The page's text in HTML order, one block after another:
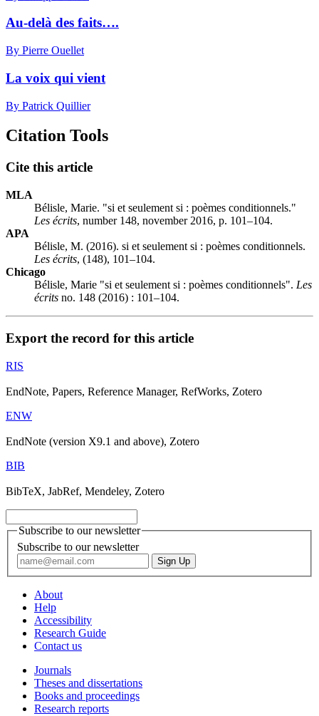
Au-delà des faits….
By Pierre Ouellet
La voix qui vient
By Patrick Quillier
Citation Tools
Cite this article
MLA
Bélisle, Marie. "si et seulement si : poèmes conditionnels."
Les écrits, number 148, november 2016, p. 101–104.
APA
Bélisle, M. (2016). si et seulement si : poèmes conditionnels.
Les écrits, (148), 101–104.
Chicago
Bélisle, Marie "si et seulement si : poèmes conditionnels". Les
écrits no. 148 (2016) : 101–104.
Export the record for this article
RIS
EndNote, Papers, Reference Manager, RefWorks, Zotero
ENW
EndNote (version X9.1 and above), Zotero
BIB
BibTeX, JabRef, Mendeley, Zotero
Subscribe to our newsletter
Subscribe to our newsletter
About
Help
Accessibility
Research Guide
Contact us
Journals
Theses and dissertations
Books and proceedings
Research reports